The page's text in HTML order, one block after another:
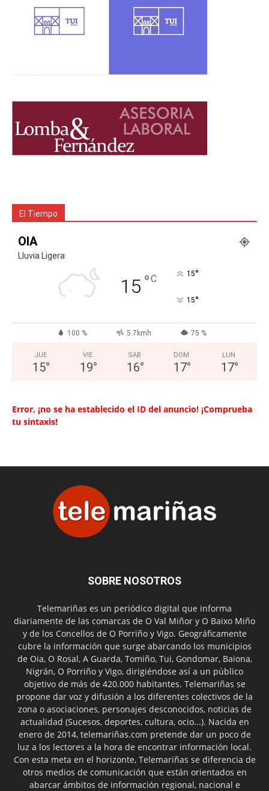
El Tiempo
OIA
Lluvia Ligera
15 °C 15°
15°
100 % 5.7kmh 75 %
JUE
15°
VIE
19°
SAB
16°
DOM
17°
LUN
17°
Error, ¡no se ha establecido el ID del anuncio! ¡Comprueba
tu sintaxis!
SOBRE NOSOTROS
Telemariñas es un periódico digital que informa
diariamente de las comarcas de O Val Miñor y O Baixo Miño
y de los Concellos de O Porriño y Vigo. Geográficamente
cubre la información que surge abarcando los municipios
de Oia, O Rosal, A Guarda, Tomiño, Tui, Gondomar, Baiona,
Nigrán, O Porriño y Vigo, dirigiéndose así a un público
objetivo de más de 420.000 habitantes. Telemariñas se
propone dar voz y difusión a los diferentes colectivos de la
zona o asociaciones, personajes desconocidos, noticias de
actualidad (Sucesos, deportes, cultura, ocio...). Nacida en
enero de 2014, telemariñas.com pretende dar un poco de
luz a los lectores a la hora de encontrar información local.
Con esta meta en el horizonte, Telemariñas se diferencia de
otros medios de comunicación que están orientados en
abarcar ámbitos de información regional, nacional e